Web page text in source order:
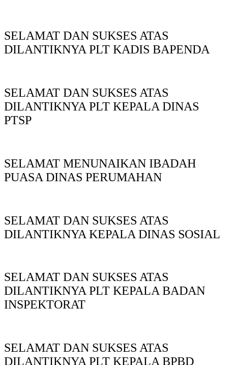
SELAMAT DAN SUKSES ATAS
DILANTIKNYA PLT KADIS BAPENDA
SELAMAT DAN SUKSES ATAS
DILANTIKNYA PLT KEPALA DINAS
PTSP
SELAMAT MENUNAIKAN IBADAH
PUASA DINAS PERUMAHAN
SELAMAT DAN SUKSES ATAS
DILANTIKNYA KEPALA DINAS SOSIAL
SELAMAT DAN SUKSES ATAS
DILANTIKNYA PLT KEPALA BADAN
INSPEKTORAT
SELAMAT DAN SUKSES ATAS
DILANTIKNYA PLT KEPALA BPBD